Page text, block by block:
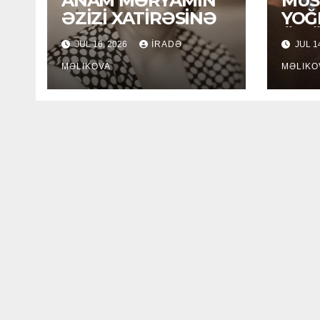
ƏZİZİ XATİRƏSİNƏ
JUL 16, 2026 İRADƏ
MƏLIKOVA
JUL